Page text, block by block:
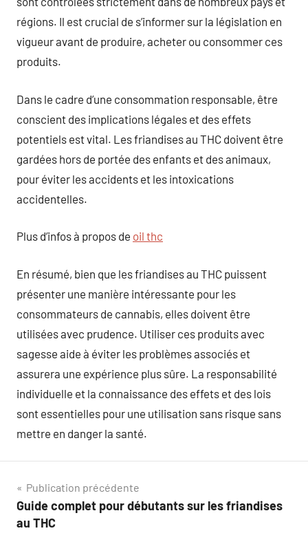
régions. Il est crucial de s’informer sur la législation en
vigueur avant de produire, acheter ou consommer ces
produits.
Dans le cadre d’une consommation responsable, être
conscient des implications légales et des effets
potentiels est vital. Les friandises au THC doivent être
gardées hors de portée des enfants et des animaux,
pour éviter les accidents et les intoxications
accidentelles.
Plus d’infos à propos de oil thc
En résumé, bien que les friandises au THC puissent
présenter une manière intéressante pour les
consommateurs de cannabis, elles doivent être
utilisées avec prudence. Utiliser ces produits avec
sagesse aide à éviter les problèmes associés et
assurera une expérience plus sûre. La responsabilité
individuelle et la connaissance des effets et des lois
sont essentielles pour une utilisation sans risque sans
mettre en danger la santé.
Navigation
de
Publication précédente
Guide complet pour débutants sur les friandises
au THC